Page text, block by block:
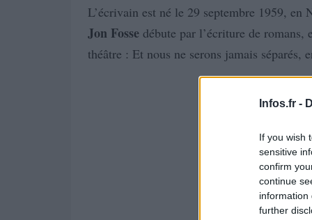
Infos.fr -
If you wish
sensitive
confirm
continue
information
further
L’écrivain est né le 29 septembre 1959,
Jon Fosse débute par l’écriture de romans,
théâtre : Et nous ne serons jamais séparés,